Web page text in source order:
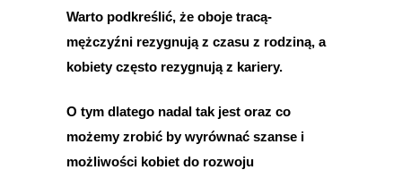
Warto podkreślić, że oboje tracą-
mężczyźni rezygnują z czasu z rodziną, a
kobiety często rezygnują z kariery.
O tym dlatego nadal tak jest oraz co
możemy zrobić by wyrównać szanse i
możliwości kobiet do rozwoju